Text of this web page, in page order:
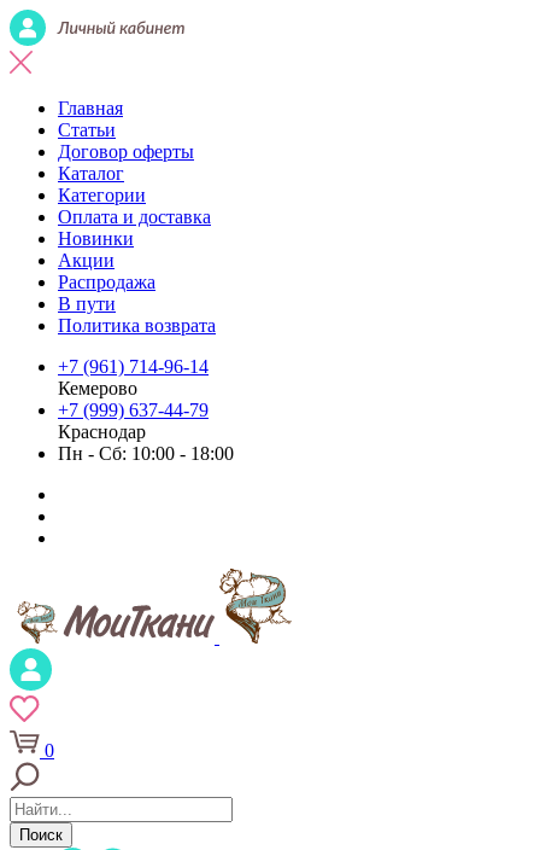
Главная
Статьи
Договор оферты
Каталог
Категории
Оплата и доставка
Новинки
Акции
Распродажа
В пути
Политика возврата
+7 (961) 714-96-14
Кемерово
+7 (999) 637-44-79
Краснодар
Пн - Сб: 10:00 - 18:00
0
Поиск